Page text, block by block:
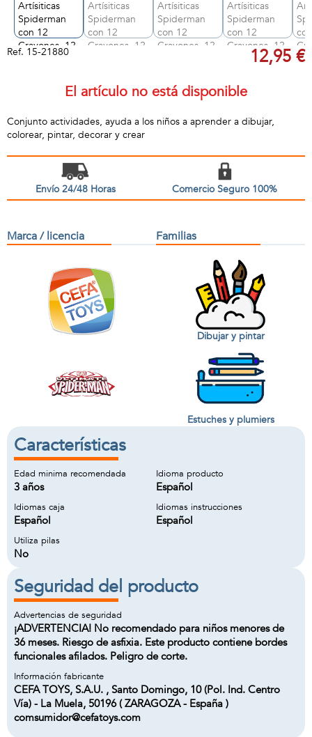
Ref. 15-21880 12,95 €
El artículo no está disponible
Conjunto actividades, ayuda a los niños a aprender a dibujar,
colorear, pintar, decorar y crear
Envío 24/48 Horas Comercio Seguro 100%
Marca / licencia Familias
Dibujar y pintar
Estuches y plumiers
Características
Edad minima recomendada
3 años
Idioma producto
Español
Idiomas caja
Español
Idiomas instrucciones
Español
Utiliza pilas
No
Seguridad del producto
Advertencias de seguridad
¡ADVERTENCIA! No recomendado para niños menores de
36 meses. Riesgo de asfixia. Este producto contiene bordes
funcionales afilados. Peligro de corte.
Información fabricante
CEFA TOYS, S.A.U. , Santo Domingo, 10 (Pol. Ind. Centro
Vía) - La Muela, 50196 ( ZARAGOZA - España )
comsumidor@cefatoys.com